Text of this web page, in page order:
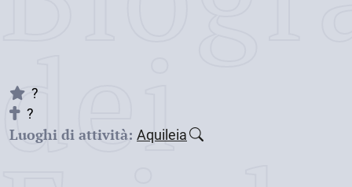
dei
?
?
Luoghi di attività: Aquileia